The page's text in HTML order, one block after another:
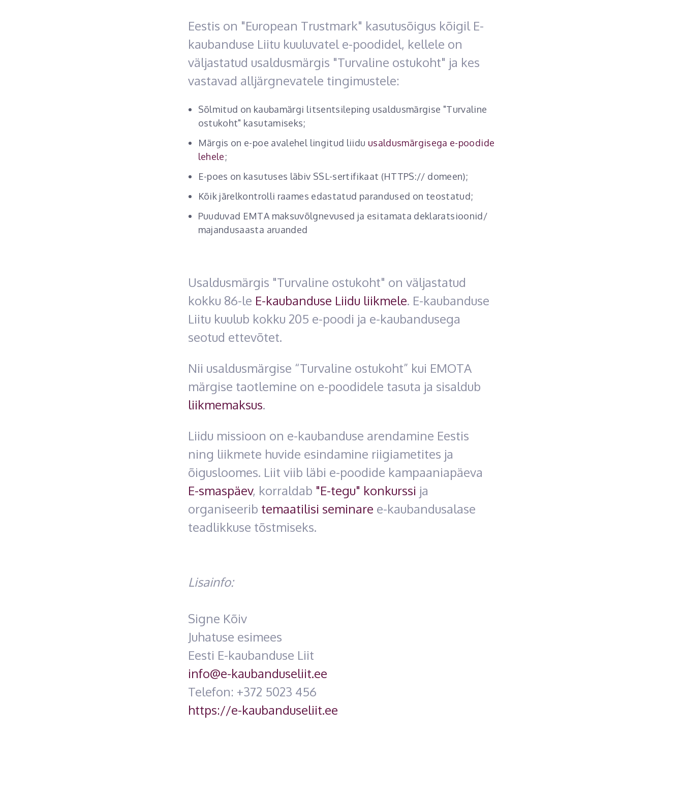
Eestis on "European Trustmark" kasutusõigus kõigil E-
kaubanduse Liitu kuuluvatel e-poodidel, kellele on
väljastatud usaldusmärgis "Turvaline ostukoht" ja kes
vastavad alljärgnevatele tingimustele:
Sõlmitud on kaubamärgi litsentsileping usaldusmärgise "Turvaline
ostukoht" kasutamiseks;
Märgis on e-poe avalehel lingitud liidu usaldusmärgisega e-poodide
lehele;
E-poes on kasutuses läbiv SSL-sertifikaat (HTTPS:// domeen);
Kõik järelkontrolli raames edastatud parandused on teostatud;
Puuduvad EMTA maksuvõlgnevused ja esitamata deklaratsioonid/
majandusaasta aruanded
Usaldusmärgis "Turvaline ostukoht" on väljastatud
kokku 86-le E-kaubanduse Liidu liikmele. E-kaubanduse
Liitu kuulub kokku 205 e-poodi ja e-kaubandusega
seotud ettevõtet.
Nii usaldusmärgise “Turvaline ostukoht” kui EMOTA
märgise taotlemine on e-poodidele tasuta ja sisaldub
liikmemaksus.
Liidu missioon on e-kaubanduse arendamine Eestis
ning liikmete huvide esindamine riigiametites ja
õigusloomes. Liit viib läbi e-poodide kampaaniapäeva
E-smaspäev, korraldab "E-tegu" konkurssi ja
organiseerib temaatilisi seminare e-kaubandusalase
teadlikkuse tõstmiseks.
Lisainfo:
Signe Kõiv
Juhatuse esimees
Eesti E-kaubanduse Liit
info@e-kaubanduseliit.ee
Telefon: +372 5023 456
https://e-kaubanduseliit.ee